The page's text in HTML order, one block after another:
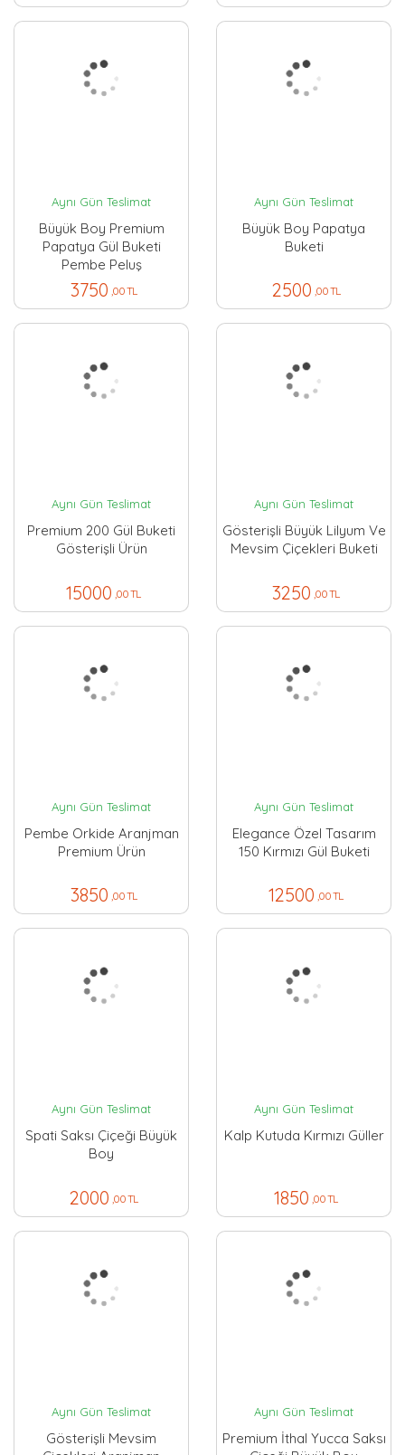
Aynı Gün Teslimat
Büyük Boy Premium
Papatya Gül Buketi
Pembe Peluş
3750 ,00 TL
Aynı Gün Teslimat
Büyük Boy Papatya
Buketi
2500 ,00 TL
Aynı Gün Teslimat
Premium 200 Gül Buketi
Gösterişli Ürün
15000 ,00 TL
Aynı Gün Teslimat
Gösterişli Büyük Lilyum Ve
Mevsim Çiçekleri Buketi
3250 ,00 TL
Aynı Gün Teslimat
Pembe Orkide Aranjman
Premium Ürün
3850 ,00 TL
Aynı Gün Teslimat
Elegance Özel Tasarım
150 Kırmızı Gül Buketi
12500 ,00 TL
Aynı Gün Teslimat
Spati Saksı Çiçeği Büyük
Boy
2000 ,00 TL
Aynı Gün Teslimat
Kalp Kutuda Kırmızı Güller
1850 ,00 TL
Aynı Gün Teslimat
Gösterişli Mevsim
Aynı Gün Teslimat
Premium İthal Yucca Saksı